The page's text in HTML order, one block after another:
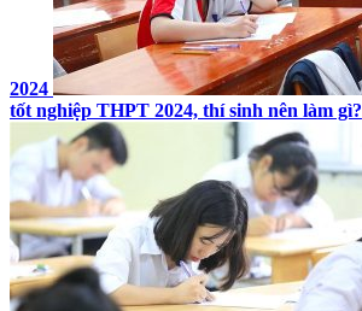
2024
tốt nghiệp THPT 2024, thí sinh nên làm gì?